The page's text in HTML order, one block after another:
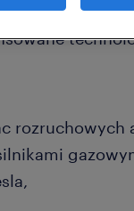
na rozwój
rozruchowych